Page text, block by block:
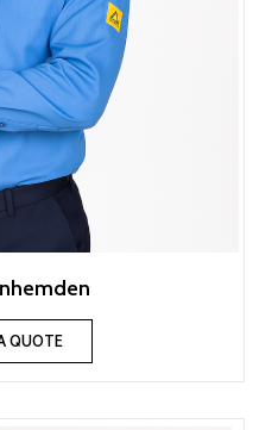
QUOTE